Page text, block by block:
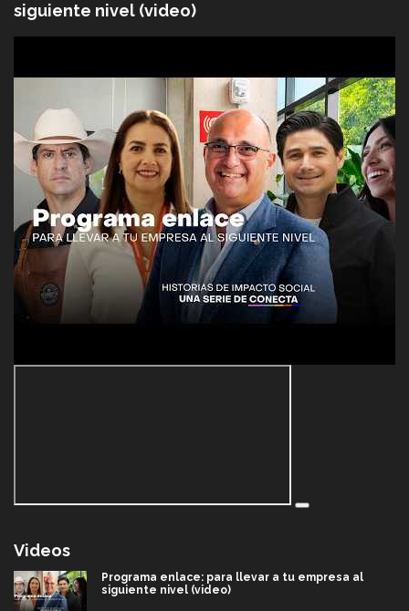
siguiente nivel (video)
Videos
Programa enlace: para llevar a tu empresa al
siguiente nivel (video)